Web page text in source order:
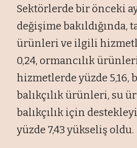
Sektörlerde bir önceki
değişime bakıldığında,
ürünleri ve ilgili
0,24, ormancılık
hizmetlerde yüzde 5,16,
balıkçılık ürünleri, su
balıkçılık için
yüzde 7,43 yükseliş oldu.